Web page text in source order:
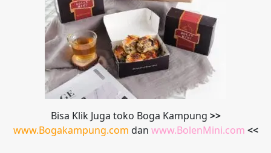
Bisa Klik Juga toko Boga Kampung >>
www.Bogakampung.com dan www.BolenMini.com <<